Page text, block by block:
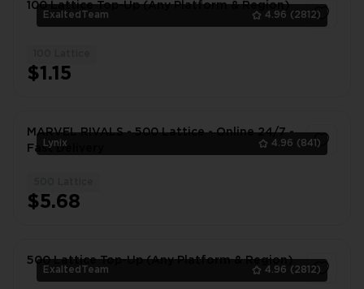
ExaltedTeam 4.96 (2812)
100 Lattice Top-Up (Any Platform & Region)
$1.15
Lynix 4.96 (841)
MARVEL RIVALS - 500 Lattice - Online 24/7 -
Fast Delivery
$5.68
ExaltedTeam 4.96 (2812)
500 Lattice Top-Up (Any Platform & Region)